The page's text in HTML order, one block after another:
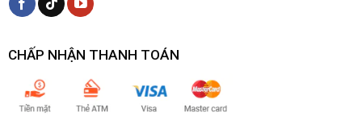
CHẤP NHẬN THANH TOÁN